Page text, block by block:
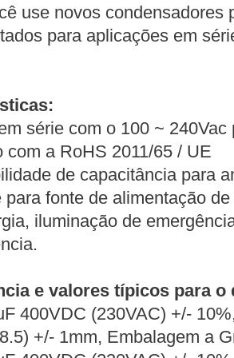
use novos condensadores
para aplicações em
série com o 100 ~ 240Vac
com a RoHS 2011/65 / UE
de capacitância para
para fonte de alimentação
iluminação de
e valores típicos para
400VDC (230VAC) +/-
+/- 1mm, Embalagem a